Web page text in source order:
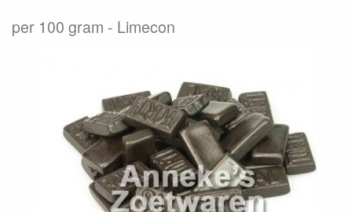
per 100 gram Limecon